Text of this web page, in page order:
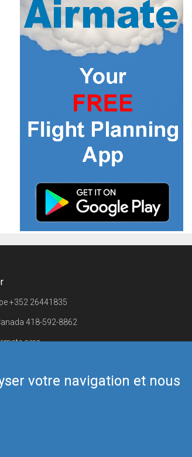
votre navigation et nous
+352 26441835
418-592-8862